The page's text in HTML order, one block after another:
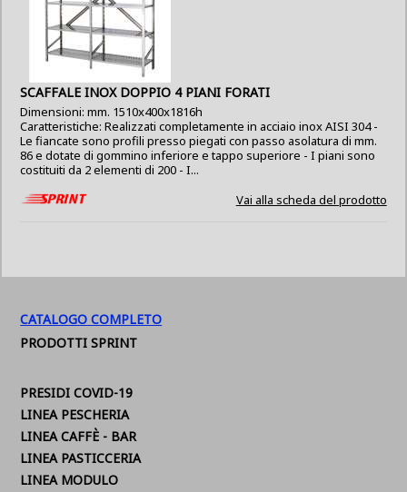
SCAFFALE INOX DOPPIO 4 PIANI FORATI
Dimensioni: mm. 1510x400x1816h
Caratteristiche: Realizzati completamente in acciaio inox AISI 304 -
Le fiancate sono profili presso piegati con passo asolatura di mm.
86 e dotate di gommino inferiore e tappo superiore - I piani sono
costituiti da 2 elementi di 200 - I...
Vai alla scheda del prodotto
CATALOGO COMPLETO
PRODOTTI SPRINT
PRESIDI COVID-19
LINEA PESCHERIA
LINEA CAFFÈ - BAR
LINEA PASTICCERIA
LINEA MODULO